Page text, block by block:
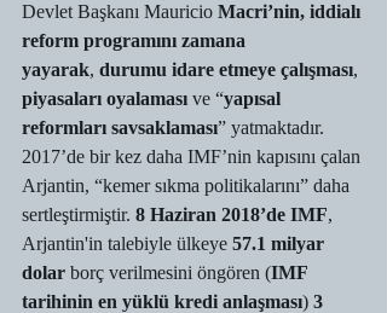
Devlet Başkanı Mauricio Macri’nin, iddialı
reform programını zamana
yayarak, durumu idare etmeye çalışması,
piyasaları oyalaması ve “yapısal
reformları savsaklaması” yatmaktadır.
2017’de bir kez daha IMF’nin kapısını çalan
Arjantin, “kemer sıkma politikalarını” daha
sertleştirmiştir. 8 Haziran 2018’de IMF,
Arjantin'in talebiyle ülkeye 57.1 milyar
dolar borç verilmesini öngören (IMF
tarihinin en yüklü kredi anlaşması) 3